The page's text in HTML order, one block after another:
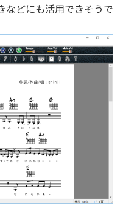
などにも活用できそうで